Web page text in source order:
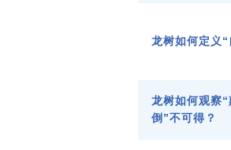
龙树如何定义
龙树如何观察
倒”不可得？